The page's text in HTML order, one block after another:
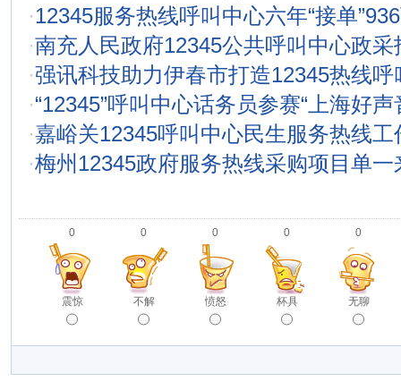
·12345服务热线呼叫中心六年“接单
·南充人民政府12345公共呼叫中心政采
·强讯科技助力伊春市打造12345热线呼
·“12345”呼叫中心话务员参赛“上海好声
·嘉峪关12345呼叫中心民生服务热线工
·梅州12345政府服务热线采购项目单
0
震惊
0
不解
0
愤怒
0
杯具
0
无聊